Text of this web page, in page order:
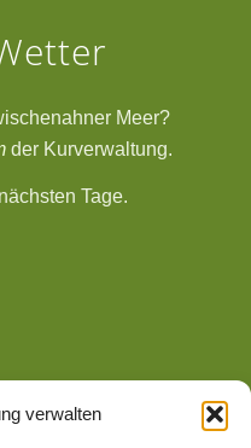
verwalten
Meer?
der Kurverwaltung.
Tage.